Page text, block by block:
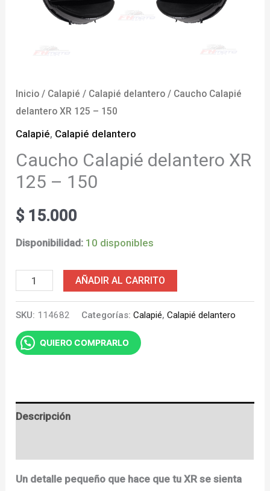
Inicio / Calapié / Calapié delantero / Caucho Calapié
delantero XR 125 – 150
Calapié, Calapié delantero
Caucho Calapié delantero XR
125 – 150
$ 15.000
Disponibilidad: 10 disponibles
Caucho
delantero
XR
125
cantidad
AÑADIR AL CARRITO
SKU: 114682 Categorías:Calapié,Calapié delantero
QUIERO COMPRARLO
Descripción
Un detalle pequeño que hace que tu XR se sienta